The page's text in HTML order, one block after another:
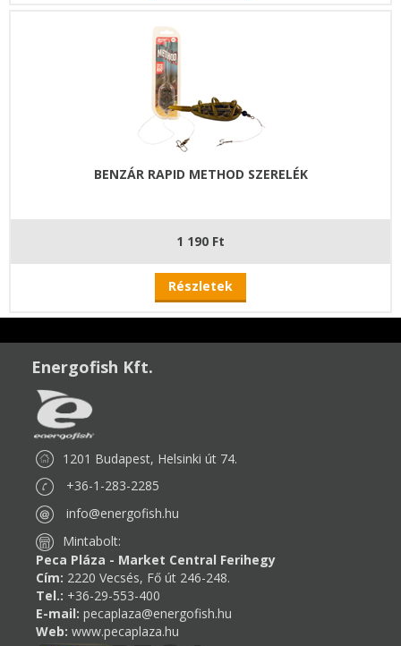
BENZÁR RAPID METHOD SZERELÉK
1 190 Ft
Részletek
Energofish Kft.
1201 Budapest, Helsinki út 74.
+36-1-283-2285
info@energofish.hu
Mintabolt:
Peca Pláza - Market Central Ferihegy
Cím: 2220 Vecsés, Fő út 246-248.
Tel.: +36-29-553-400
E-mail: pecaplaza@energofish.hu
Web: www.pecaplaza.hu